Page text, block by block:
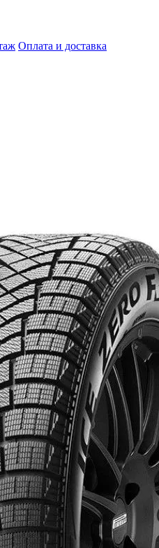
Оплата и доставка